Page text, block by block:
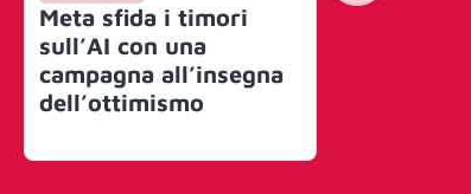
Meta sfida i timori
sull’AI con una
campagna all’insegna
dell’ottimismo